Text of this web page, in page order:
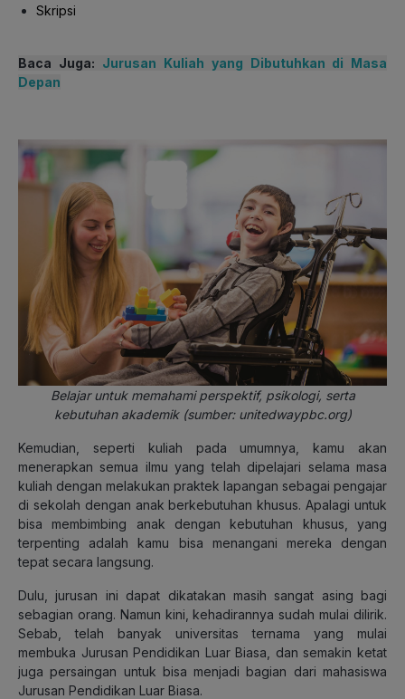
Skripsi
Baca Juga: Jurusan Kuliah yang Dibutuhkan di Masa
Depan
Belajar untuk memahami perspektif, psikologi, serta
kebutuhan akademik (sumber: unitedwaypbc.org)
Kemudian, seperti kuliah pada umumnya, kamu akan
menerapkan semua ilmu yang telah dipelajari selama masa
kuliah dengan melakukan praktek lapangan sebagai pengajar
di sekolah dengan anak berkebutuhan khusus. Apalagi untuk
bisa membimbing anak dengan kebutuhan khusus, yang
terpenting adalah kamu bisa menangani mereka dengan
tepat secara langsung.
Dulu, jurusan ini dapat dikatakan masih sangat asing bagi
sebagian orang. Namun kini, kehadirannya sudah mulai dilirik.
Sebab, telah banyak universitas ternama yang mulai
membuka Jurusan Pendidikan Luar Biasa, dan semakin ketat
juga persaingan untuk bisa menjadi bagian dari mahasiswa
Jurusan Pendidikan Luar Biasa.